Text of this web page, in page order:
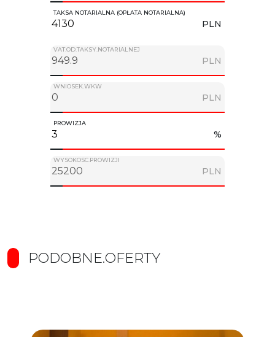
TAKSA NOTARIALNA (OPŁATA NOTARIALNA)
PLN
VAT.OD.TAKSY.NOTARIALNEJ
PLN
WNIOSEK.WKW
PLN
PROWIZJA
%
WYSOKOSC.PROWIZJI
PLN
PODOBNE.OFERTY